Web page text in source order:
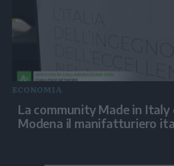
ECONOMIA
La community Made in Italy
Modena il manifatturiero